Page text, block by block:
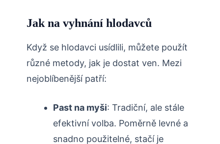
Jak na vyhnání⁣ hlodavců
Když se hlodavci usídlili, můžete⁤ použít
různé metody, jak je dostat ven. Mezi
nejoblíbenější patří:
Past na myši: Tradiční, ale stále
efektivní volba. Poměrně‍ levné a⁣
snadno použitelné, stačí je